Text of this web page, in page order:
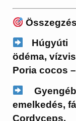
Húgyúti
ödéma,
Poria cocos
emelkedés,
Cordyceps.